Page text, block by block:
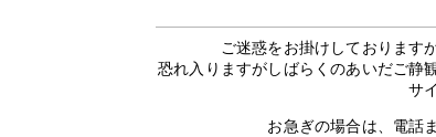
ご迷惑をお掛けしております
恐れ入りますがしばらくのあいだご静
サ
お急ぎの場合は、電話